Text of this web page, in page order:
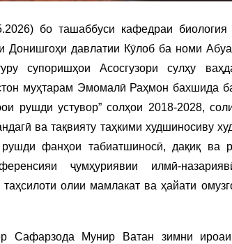
бо ташаббуси кафедраи
Донишгоҳи давлатии Кӯлоб ба номи
супоришҳои Асосгузори сулҳу
муҳтарам Эмомалӣ Раҳмон бахшида
рушди устувор” солҳои 2018-2028,
ва тақвияту таҳкими худшиносиву
фанҳои табиатшиносӣ, дақиқ ва
ҷумҳуриявии илмӣ-
олии мамлакат ва ҳайати
Сафарзода Мунир Ватан зимни